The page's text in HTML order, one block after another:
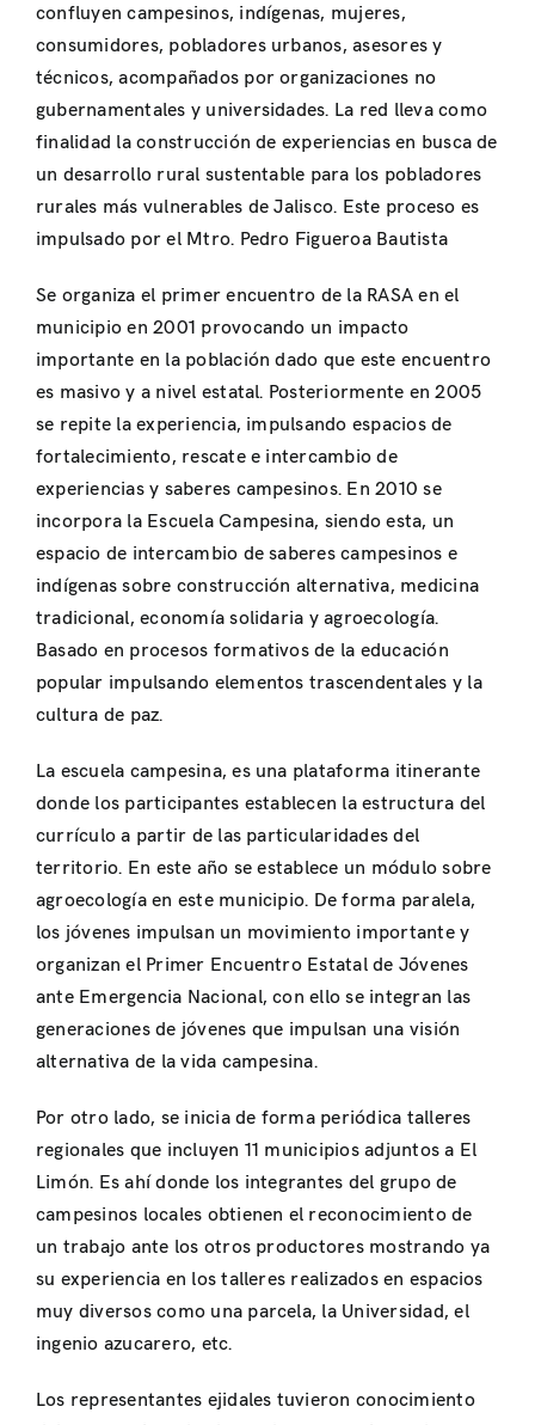
confluyen campesinos, indígenas, mujeres,
consumidores, pobladores urbanos, asesores y
técnicos, acompañados por organizaciones no
gubernamentales y universidades. La red lleva como
finalidad la construcción de experiencias en busca de
un desarrollo rural sustentable para los pobladores
rurales más vulnerables de Jalisco. Este proceso es
impulsado por el Mtro. Pedro Figueroa Bautista
Se organiza el primer encuentro de la RASA en el
municipio en 2001 provocando un impacto
importante en la población dado que este encuentro
es masivo y a nivel estatal. Posteriormente en 2005
se repite la experiencia, impulsando espacios de
fortalecimiento, rescate e intercambio de
experiencias y saberes campesinos. En 2010 se
incorpora la Escuela Campesina, siendo esta, un
espacio de intercambio de saberes campesinos e
indígenas sobre construcción alternativa, medicina
tradicional, economía solidaria y agroecología.
Basado en procesos formativos de la educación
popular impulsando elementos trascendentales y la
cultura de paz.
La escuela campesina, es una plataforma itinerante
donde los participantes establecen la estructura del
currículo a partir de las particularidades del
territorio. En este año se establece un módulo sobre
agroecología en este municipio. De forma paralela,
los jóvenes impulsan un movimiento importante y
organizan el Primer Encuentro Estatal de Jóvenes
ante Emergencia Nacional, con ello se integran las
generaciones de jóvenes que impulsan una visión
alternativa de la vida campesina.
Por otro lado, se inicia de forma periódica talleres
regionales que incluyen 11 municipios adjuntos a El
Limón. Es ahí donde los integrantes del grupo de
campesinos locales obtienen el reconocimiento de
un trabajo ante los otros productores mostrando ya
su experiencia en los talleres realizados en espacios
muy diversos como una parcela, la Universidad, el
ingenio azucarero, etc.
Los representantes ejidales tuvieron conocimiento